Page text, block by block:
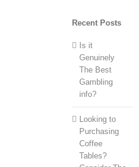
Recent Posts
Is it
Genuinely
The Best
Gambling
info?
Looking to
Purchasing
Coffee
Tables?